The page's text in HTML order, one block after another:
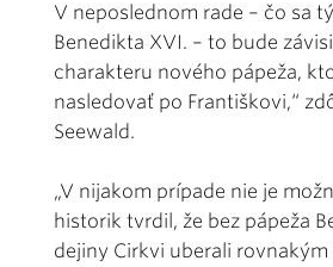
V neposlednom rade – čo sa
Benedikta XVI. – to bude
charakteru nového pápeža,
nasledovať po Františkovi,“
Seewald.
„V nijakom prípade nie je
historik tvrdil, že bez pápeža
dejiny Cirkvi uberali